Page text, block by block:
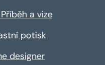
a vize
potisk
designer